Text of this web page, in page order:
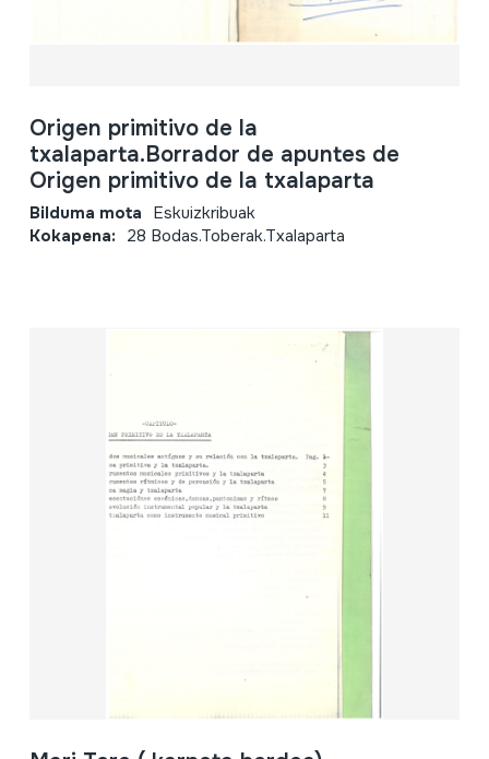
Origen primitivo de la
txalaparta.Borrador de apuntes de
Origen primitivo de la txalaparta
Bilduma mota Eskuizkribuak
Kokapena: 28 Bodas.Toberak.Txalaparta